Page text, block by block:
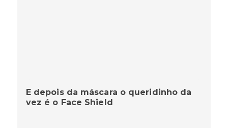
E depois da máscara o queridinho da
vez é o Face Shield